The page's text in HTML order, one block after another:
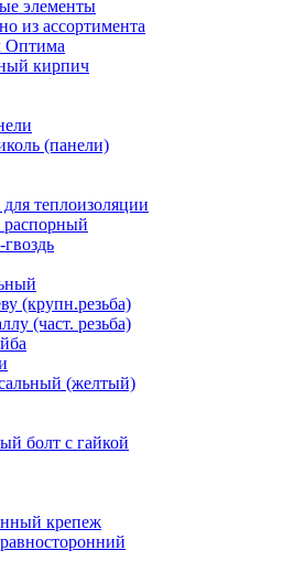
элементы
из ассортимента
Оптима
кирпич
(панели)
теплоизоляции
(крупн.резьба)
(част. резьба)
(желтый)
болт с гайкой
крепеж